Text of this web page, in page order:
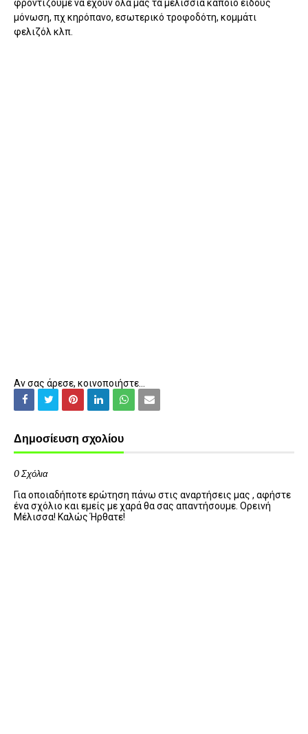
φροντίζουμε να έχουν όλα μας τα μελίσσια κάποιο είδους
μόνωση, πχ κηρόπανο, εσωτερικό τροφοδότη, κομμάτι
φελιζόλ κλπ.
Αν σας άρεσε, κοινοποιήστε...
Δημοσίευση σχολίου
0 Σχόλια
Για οποιαδήποτε ερώτηση πάνω στις αναρτήσεις μας , αφήστε
ένα σχόλιο και εμείς με χαρά θα σας απαντήσουμε. Ορεινή
Μέλισσα! Καλώς Ήρθατε!